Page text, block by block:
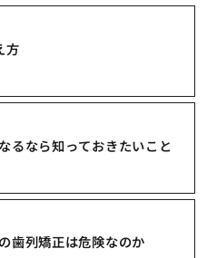
方
るなら知っておきたいこと
歯列矯正は危険なのか